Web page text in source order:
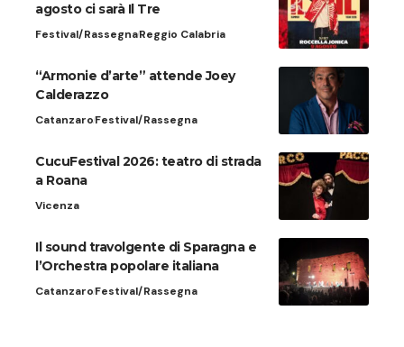
agosto ci sarà Il Tre
Festival/RassegnaReggio Calabria
“Armonie d’arte” attende Joey
Calderazzo
CatanzaroFestival/Rassegna
CucuFestival 2026: teatro di strada
a Roana
Vicenza
Il sound travolgente di Sparagna e
l’Orchestra popolare italiana
CatanzaroFestival/Rassegna